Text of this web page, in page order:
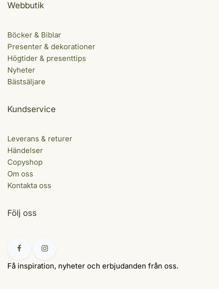
Webbutik
Böcker & Biblar
Presenter & dekorationer
Högtider & presenttips
Nyheter
Bästsäljare
Kundservice
Leverans & returer
Händelser
Copyshop
Om oss
Kontakta oss
Följ oss
Få inspiration, nyheter och erbjudanden från oss.